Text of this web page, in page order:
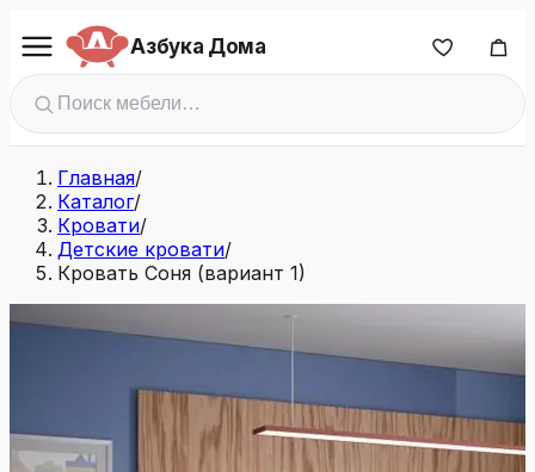
Азбука Дома
Главная/
Каталог/
Кровати/
Детские кровати/
Кровать Соня (вариант 1)